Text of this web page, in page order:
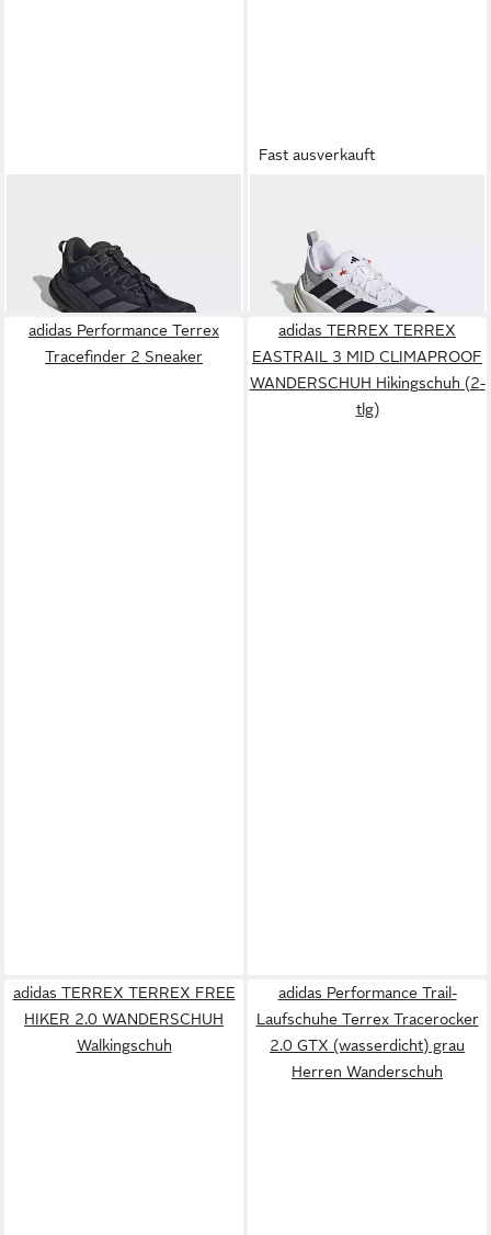
Wanderschuh
ab 114,99 € UVP
-12%
Fast ausverkauft
FREEHIKER 3 LOW GORE-
TEX® WANDERSCHUH
Sneaker (2-tlg)
180,00 €
adidas Performance Terrex
Tracefinder 2 Sneaker
adidas TERREX TERREX
EASTRAIL 3 MID CLIMAPROOF
WANDERSCHUH Hikingschuh (2-
tlg)
adidas TERREX TERREX FREE
HIKER 2.0 WANDERSCHUH
Walkingschuh
adidas Performance Trail-
Laufschuhe Terrex Tracerocker
2.0 GTX (wasserdicht) grau
Herren Wanderschuh